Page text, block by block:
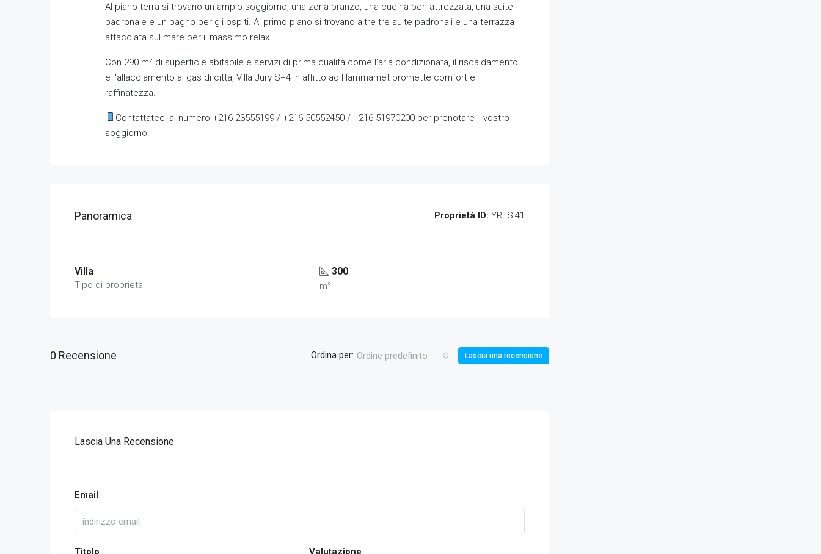
Al piano terra si trovano un ampio soggiorno, una zona pranzo, una cucina ben attrezzata, una suite
padronale e un bagno per gli ospiti. Al primo piano si trovano altre tre suite padronali e una terrazza
affacciata sul mare per il massimo relax.
Con 290 m² di superficie abitabile e servizi di prima qualità come l'aria condizionata, il riscaldamento
e l'allacciamento al gas di città, Villa Jury S+4 in affitto ad Hammamet promette comfort e
raffinatezza.
Contattateci al numero +216 23555199 / +216 50552450 / +216 51970200 per prenotare il vostro
soggiorno!
Panoramica Proprietà ID: YRESI41
Villa
Tipo di proprietà
300
m²
0 Recensione Ordina per: Ordine predefinito Lascia una recensione
Lascia Una Recensione
Email
Titolo Valutazione